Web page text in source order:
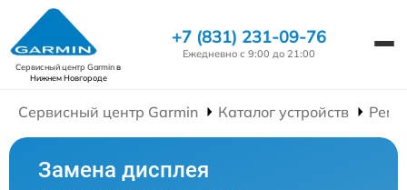
Сервисный центр Garminв
Нижнем Новгороде
+7 (831) 231-09-76
Ежедневно с 9:00 до 21:00
Сервисный центр Garmin Каталог устройств
Замена дисплея